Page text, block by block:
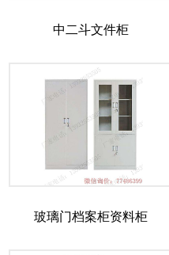
中二斗文件柜
玻璃门档案柜资料柜